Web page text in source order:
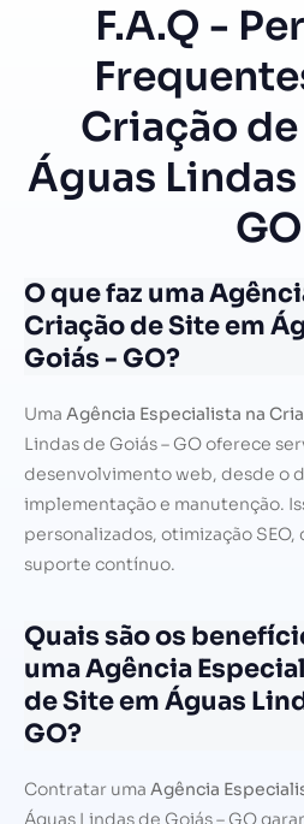
F.A.Q -
Criação
Águas
GO
O que faz uma
Criação de Site em
Goiás - GO?
Uma Agência Especialista na
Lindas de Goiás – GO oferece
desenvolvimento web, desde o
implementação e manutenção.
personalizados, otimização
suporte contínuo.
Quais são os
uma Agência
de Site em Águas
GO?
Contratar uma Agência